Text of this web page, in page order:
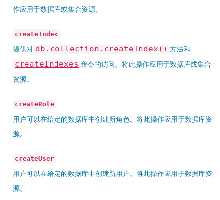
作应用于数据库或集合资源。
createIndex
提供对 db.collection.createIndex() 方法和
createIndexes 命令的访问。将此操作应用于数据库或集合
资源。
createRole
用户可以在给定的数据库中创建新角色。将此操作应用于数据库资
源。
createUser
用户可以在给定的数据库中创建新用户。将此操作应用于数据库资
源。